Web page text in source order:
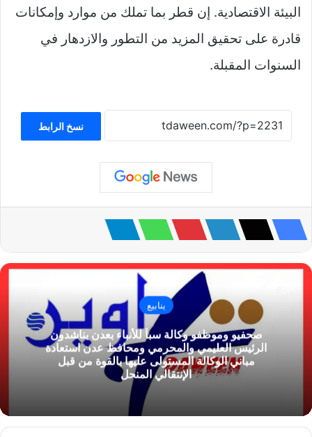
البيئة الاقتصادية. إن قطر بما تملك من موارد وإمكانات
قادرة على تحقيق المزيد من التطور والازدهار في
السنوات المقبلة.
نسخ الرابط
ينابيع
صحفيو وموظفو وكالة سبأ للأنباء بعدن يناشدون
الرئيس العليمي والمحرمي ومحافظ عدن استعادة
مباني الوكالة المستولى عليها بالقوة من قبل
الإنتقالي المنحل